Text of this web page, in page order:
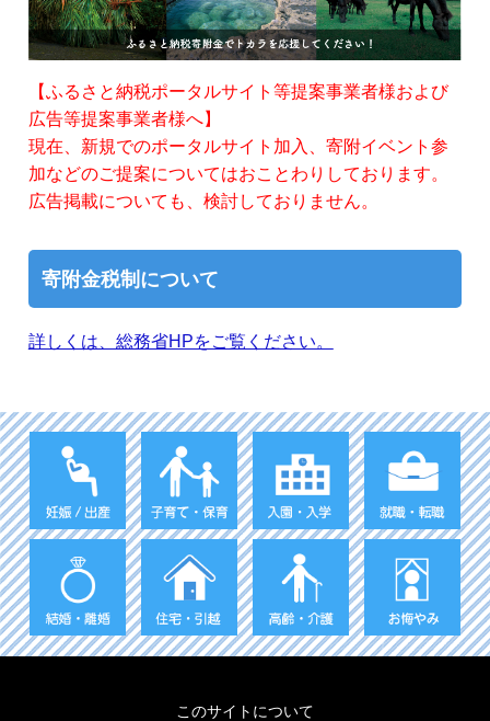
【ふるさと納税ポータルサイト等提案事業者様および
広告等提案事業者様へ】
現在、新規でのポータルサイト加入、寄附イベント参
加などのご提案についてはおことわりしております。
広告掲載についても、検討しておりません。
寄附金税制について
詳しくは、総務省HPをご覧ください。
このサイトについて